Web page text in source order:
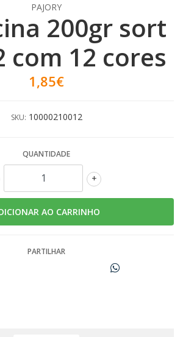
PAJORY
200gr sort
com 12 cores
1,85€
SKU: 10000210012
QUANTIDADE
+
PARTILHAR